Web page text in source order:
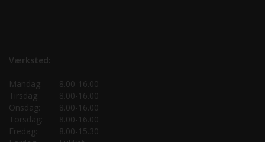
Værksted:
Mandag:
8.00-16.00
Tirsdag:
8.00-16.00
Onsdag:
8.00-16.00
Torsdag:
8.00-16.00
Fredag:
8.00-15.30